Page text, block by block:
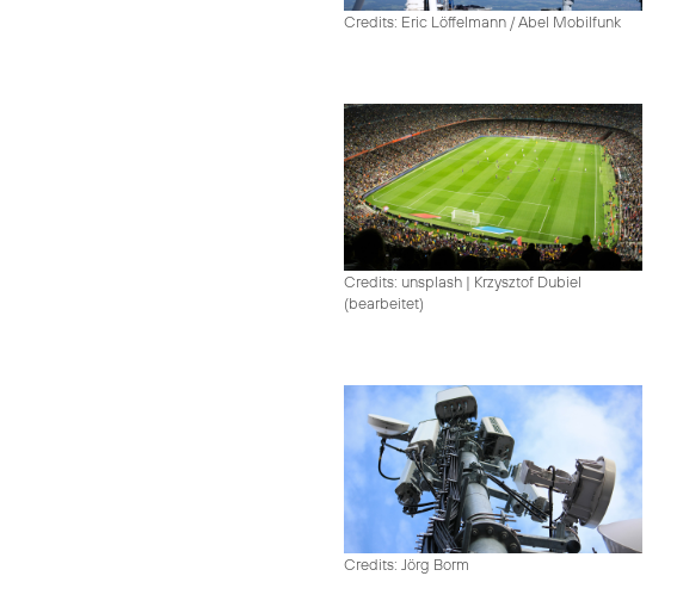
Credits: Eric Löffelmann / Abel Mobilfunk
Credits: unsplash | Krzysztof Dubiel
(bearbeitet)
Credits: Jörg Borm